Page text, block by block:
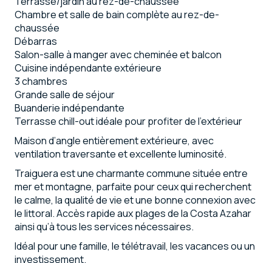
Chambre et salle de bain complète au rez-de-
chaussée
Débarras
Salon-salle à manger avec cheminée et balcon
Cuisine indépendante extérieure
3 chambres
Grande salle de séjour
Buanderie indépendante
Terrasse chill-out idéale pour profiter de l’extérieur
Maison d’angle entièrement extérieure, avec
ventilation traversante et excellente luminosité.
Traiguera est une charmante commune située entre
mer et montagne, parfaite pour ceux qui recherchent
le calme, la qualité de vie et une bonne connexion avec
le littoral. Accès rapide aux plages de la Costa Azahar
ainsi qu’à tous les services nécessaires.
Idéal pour une famille, le télétravail, les vacances ou un
investissement.